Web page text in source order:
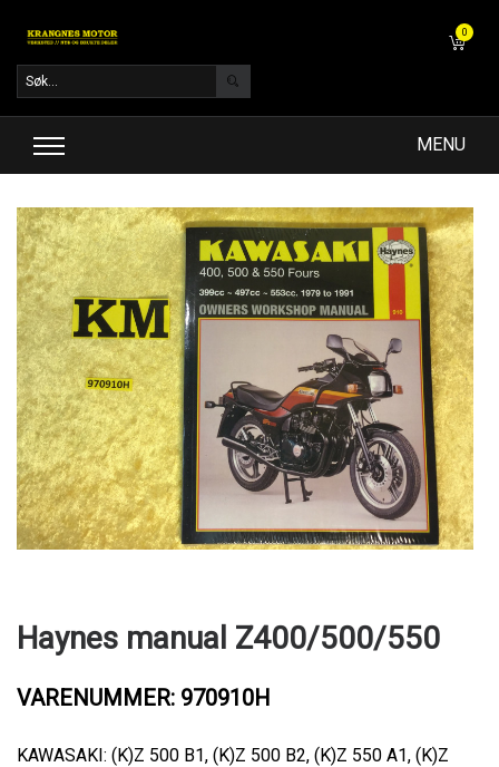
0
MENU
Haynes manual Z400/500/550
VARENUMMER: 970910H
KAWASAKI: (K)Z 500 B1, (K)Z 500 B2, (K)Z 550 A1, (K)Z